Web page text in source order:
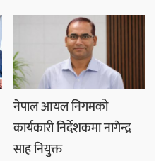
नेपाल आयल निगमको
कार्यकारी निर्देशकमा नागेन्द्र
साह नियुक्त